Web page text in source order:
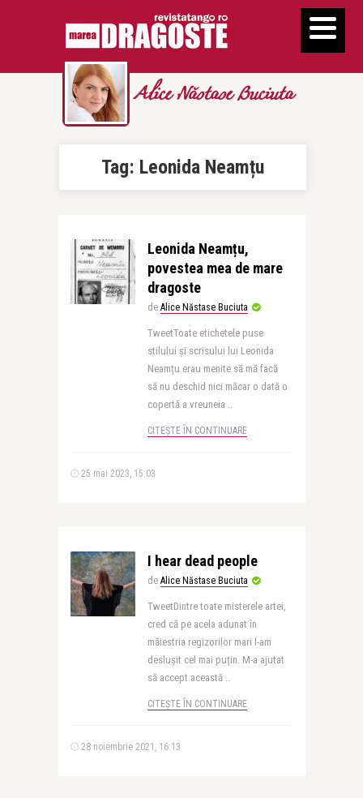
Alice Năstase Buciuta
Tag: Leonida Neamțu
Leonida Neamțu,
povestea mea de mare
dragoste
de Alice Năstase Buciuta
TweetToate etichetele puse
stilului și scrisului lui Leonida
Neamțu erau menite să mă facă
să nu deschid nici măcar o dată o
copertă a vreuneia ..
CITEȘTE ÎN CONTINUARE
25 mai 2023, 15:03
I hear dead people
de Alice Năstase Buciuta
TweetDintre toate misterele artei,
cred că pe acela adunat în
măiestria regizorilor mari l-am
deslușit cel mai puțin. M-a ajutat
să accept această ..
CITEȘTE ÎN CONTINUARE
28 noiembrie 2021, 16:13